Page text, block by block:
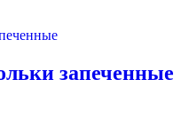
запеченные